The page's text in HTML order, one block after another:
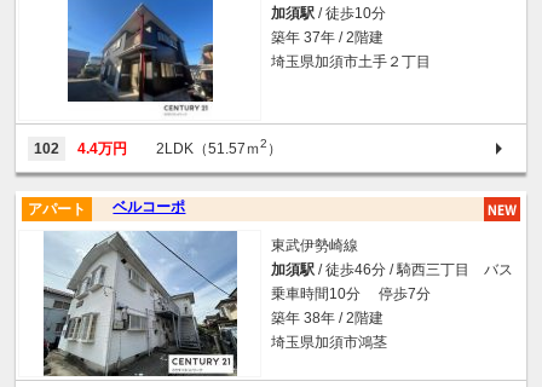
加須駅 / 徒歩10分
築年 37年 / 2階建
埼玉県加須市土手２丁目
102 4.4万円 2LDK（51.57ｍ2 ）
ベルコーポ
アパート
東武伊勢崎線
加須駅 / 徒歩46分 / 騎西三丁目 バス
乗車時間10分 停歩7分
築年 38年 / 2階建
埼玉県加須市鴻茎